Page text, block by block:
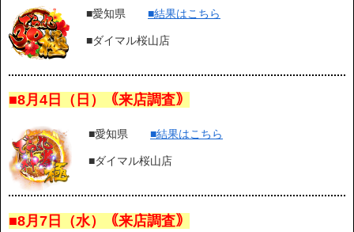
■愛知県 ■結果はこちら
■ダイマル桜山店
■8月4日（日）｟来店調査｠
■愛知県 ■結果はこちら
■ダイマル桜山店
■8月7日（水）｟来店調査｠